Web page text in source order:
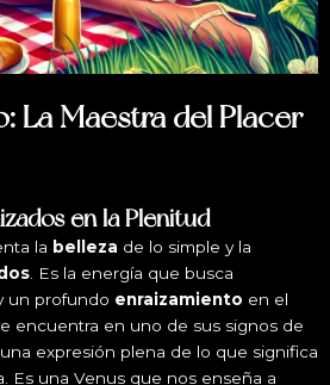
La Maestra del Placer
en la Plenitud
la belleza de lo simple y la
. Es la energía que busca
un profundo enraizamiento en el
encuentra en uno de sus signos de
expresión plena de lo que significa
Es una Venus que nos enseña a